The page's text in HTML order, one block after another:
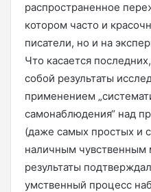
распространенное
котором часто и
писатели, но и нa
Что касается
собой результаты
применением
самонаблюдения“ над
(даже самых простых и
наличным чувственным
результаты
умственный процесс